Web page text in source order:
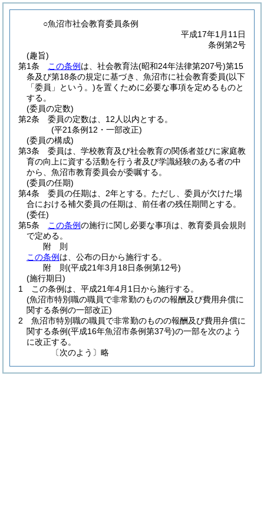
○魚沼市社会教育委員条例
平成17年1月11日
条例第2号
(趣旨)
第1条
この条例 は、社会教育法(昭和24年法律第207号)第15
条及び第18条の規定に基づき、魚沼市に社会教育委員(以下
「委員」という。)を置くために必要な事項を定めるものと
する。
(委員の定数)
第2条
委員の定数は、12人以内とする。
(平21条例12・一部改正)
(委員の構成)
第3条
委員は、学校教育及び社会教育の関係者並びに家庭教
育の向上に資する活動を行う者及び学識経験のある者の中
から、魚沼市教育委員会が委嘱する。
(委員の任期)
第4条
委員の任期は、2年とする。 ただし、委員が欠けた場
合における補欠委員の任期は、前任者の残任期間とする。
(委任)
第5条
この条例の施行に関し必要な事項は、教育委員会規則
で定める。
附 則
この条例 は、公布の日から施行する。
附 則(平成21年3月18日条例第12号)
(施行期日)
1
この条例は、平成21年4月1日から施行する。
(魚沼市特別職の職員で非常勤のものの報酬及び費用弁償に
関する条例の一部改正)
2
魚沼市特別職の職員で非常勤のものの報酬及び費用弁償に
関する条例(平成16年魚沼市条例第37号)の一部を次のよう
に改正する。
〔次のよう〕略